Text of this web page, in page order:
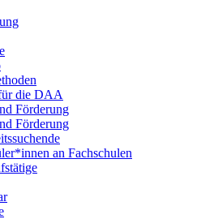
die DAA
Förderung
Förderung
an Fachschulen